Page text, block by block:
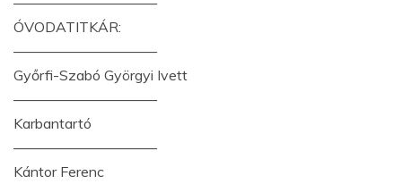
ÓVODATITKÁR:
——————————
Győrfi-Szabó Györgyi Ivett
——————————
Karbantartó
——————————
Kántor Ferenc